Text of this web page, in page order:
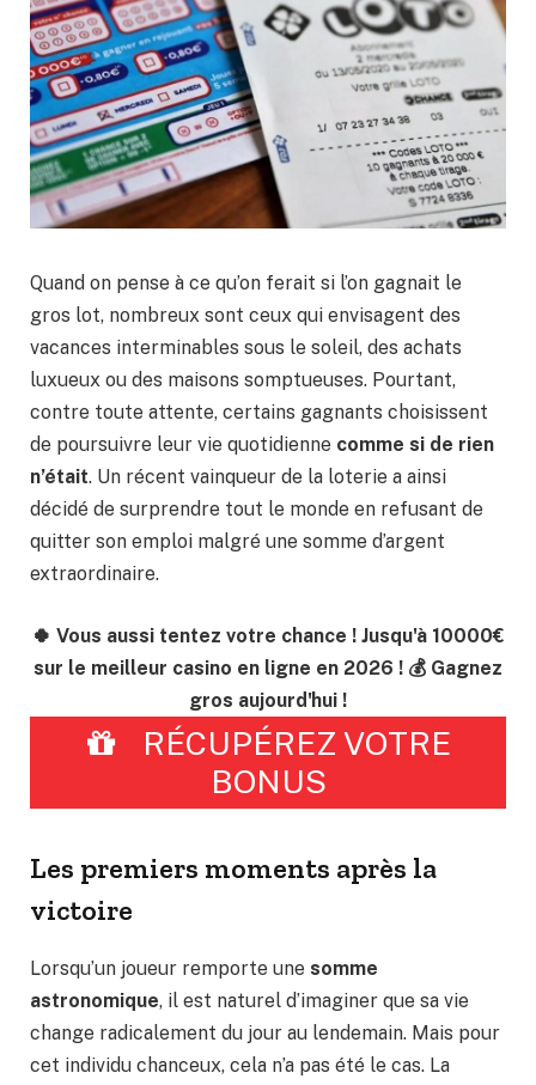
Quand on pense à ce qu’on ferait si l’on gagnait le
gros lot, nombreux sont ceux qui envisagent des
vacances interminables sous le soleil, des achats
luxueux ou des maisons somptueuses. Pourtant,
contre toute attente, certains gagnants choisissent
de poursuivre leur vie quotidienne comme si de rien
n’était. Un récent vainqueur de la loterie a ainsi
décidé de surprendre tout le monde en refusant de
quitter son emploi malgré une somme d’argent
extraordinaire.
🍀 Vous aussi tentez votre chance ! Jusqu'à 10000€
sur le meilleur casino en ligne en 2026 ! 💰 Gagnez
gros aujourd'hui !
RÉCUPÉREZ VOTRE
BONUS
Les premiers moments après la
victoire
Lorsqu’un joueur remporte une somme
astronomique, il est naturel d’imaginer que sa vie
change radicalement du jour au lendemain. Mais pour
cet individu chanceux, cela n’a pas été le cas. La